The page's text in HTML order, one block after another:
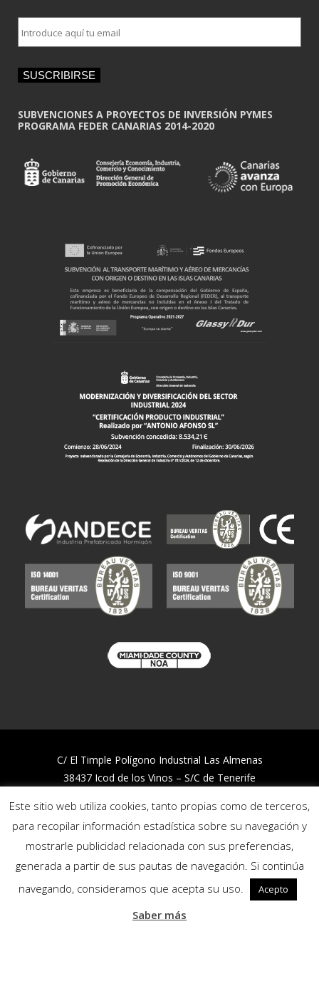
m
a
SUSCRIBIRSE
SUBVENCIONES A PROYECTOS DE INVERSIÓN PYMES
PROGRAMA FEDER CANARIAS 2014-2020
C/ El Timple Polígono Industrial Las Almenas
38437 Icod de los Vinos – S/C de Tenerife
Trabaja con nosotros
Política de Calidad y Medio Ambiente
Política de privacidad
Política de cookies
Este sitio web utiliza cookies, tanto propias como de terceros,
para recopilar información estadística sobre su navegación y
mostrarle publicidad relacionada con sus preferencias,
generada a partir de sus pautas de navegación. Si continúa
navegando, consideramos que acepta su uso.
Acepto
Saber más